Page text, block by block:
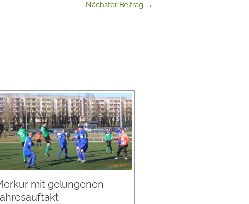
Nächster Beitrag →
mit gelungenen